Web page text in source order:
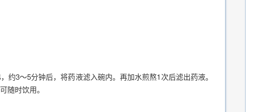
约3～5分钟后，将药液滤入碗内。再加水煎熬1次后滤出药液。
随时饮用。